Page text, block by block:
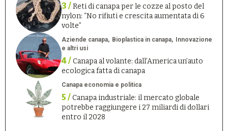
3 /Reti di canapa per le cozze al posto del
nylon: “No rifiuti e crescita aumentata di 6
volte”
Aziende canapa Bioplastica in canapa
Innovazione
e altri usi
4 /Canapa al volante: dall’America un’auto
ecologica fatta di canapa
Canapa economia e politica
5 /Canapa industriale: il mercato globale
potrebbe raggiungere i 27 miliardi di dollari
entro il 2028